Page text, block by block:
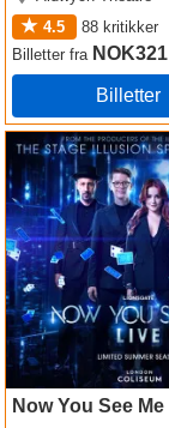
4.5
88 kritikker
Billetterfra NOK321
Billetter
Now You See Me
Now You See Me